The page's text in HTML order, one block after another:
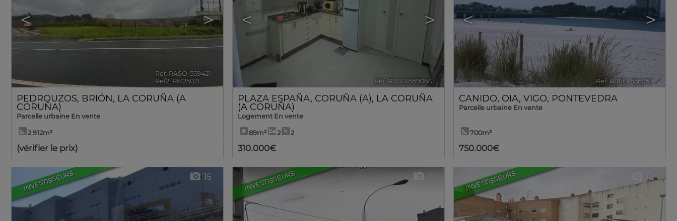
< >
Ref. RASO-559421
Ref2. PM25021
PEDROUZOS, BRIÓN, LA CORUÑA (A
CORUÑA)
Parcelle urbaine En vente
2.912m²
(vérifier le prix)
< >
Ref. RASO-559064 🔗
PLAZA ESPAÑA, CORUÑA (A), LA CORUÑA
(A CORUÑA)
Logement En vente
89m² 2 2
310.000€
< >
Ref. RASO-556959 🔗
CANIDO, OIA, VIGO, PONTEVEDRA
Parcelle urbaine En vente
700m²
750.000€
INVESTISSEURS 15 INVESTISSEURS 7 INVESTISSEURS 12